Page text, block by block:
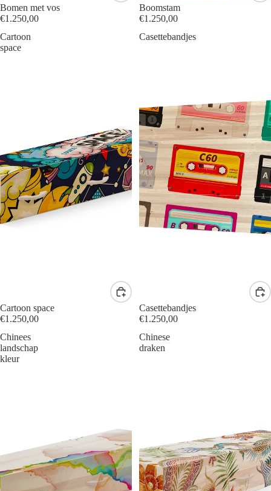
Bomen met vos
€1.250,00
Boomstam
€1.250,00
Cartoon
space
Cartoon space
€1.250,00
Casettebandjes
Casettebandjes
€1.250,00
Chinees
landschap
kleur
Chinese
draken